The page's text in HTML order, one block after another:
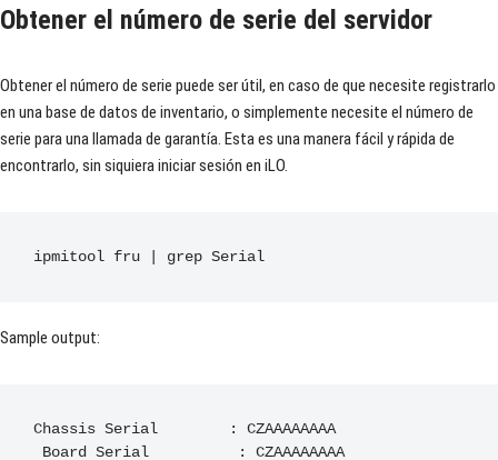
Obtener el número de serie del servidor
Obtener el número de serie puede ser útil, en caso de que necesite registrarlo
en una base de datos de inventario, o simplemente necesite el número de
serie para una llamada de garantía. Esta es una manera fácil y rápida de
encontrarlo, sin siquiera iniciar sesión en iLO.
ipmitool fru grep Serial
Sample output:
Chassis Serial :
CZAAAAAAAA
Board Serial : CZAAAAAAAA